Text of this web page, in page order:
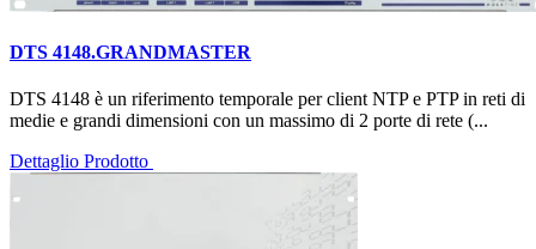
DTS 4148.GRANDMASTER
DTS 4148 è un riferimento temporale per client NTP e PTP in reti di
medie e grandi dimensioni con un massimo di 2 porte di rete (...
Dettaglio Prodotto